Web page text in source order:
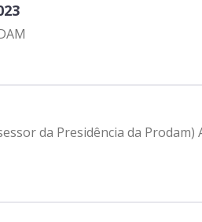
da Presidência da